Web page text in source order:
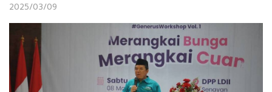
2025/03/09